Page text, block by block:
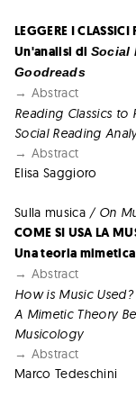
LEGGERE I CLASSICI
Un'analisi di Social
Goodreads
→ Abstract
Reading Classics to
Social Reading
→ Abstract
Elisa Saggioro
Sulla musica/ On
COME SI USA LA
Una teoria
→ Abstract
How is Music Used?
A Mimetic Theory
Musicology
→ Abstract
Marco Tedeschini